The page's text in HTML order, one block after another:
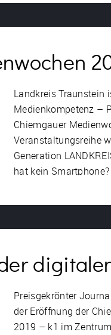
Landkreis Traunstein
Medienkompetenz –
Chiemgauer
Veranstaltungsreihe
Generation
hat kein
Preisgekrönter
der Eröffnung der
2019 – k1 im